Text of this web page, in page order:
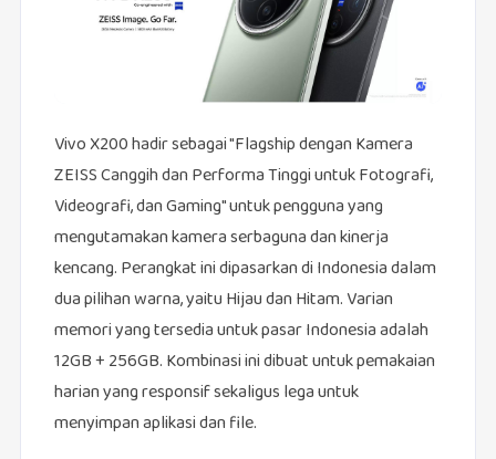
Vivo X200 hadir sebagai "Flagship dengan Kamera
ZEISS Canggih dan Performa Tinggi untuk Fotografi,
Videografi, dan Gaming" untuk pengguna yang
mengutamakan kamera serbaguna dan kinerja
kencang. Perangkat ini dipasarkan di Indonesia dalam
dua pilihan warna, yaitu Hijau dan Hitam. Varian
memori yang tersedia untuk pasar Indonesia adalah
12GB + 256GB. Kombinasi ini dibuat untuk pemakaian
harian yang responsif sekaligus lega untuk
menyimpan aplikasi dan file.